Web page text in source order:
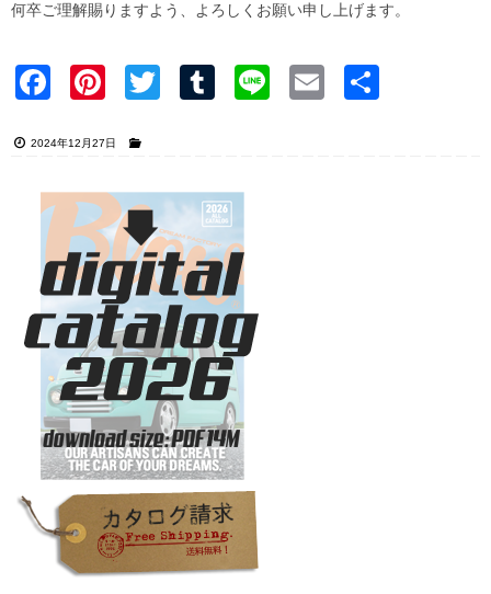
何卒ご理解賜りますよう、よろしくお願い申し上げます。
Faceb Pinter Twitter Tumblr Line Email
2024年12月27日